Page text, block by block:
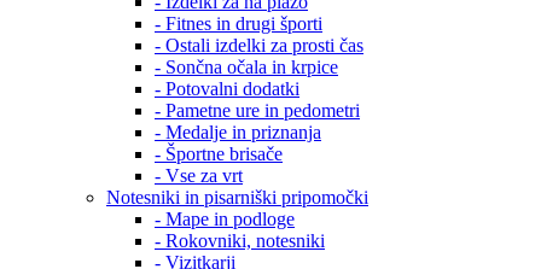
- Fitnes in drugi športi
- Ostali izdelki za prosti čas
- Sončna očala in krpice
- Potovalni dodatki
- Pametne ure in pedometri
- Medalje in priznanja
- Športne brisače
- Vse za vrt
Notesniki in pisarniški pripomočki
- Mape in podloge
- Rokovniki, notesniki
- Vizitkarji